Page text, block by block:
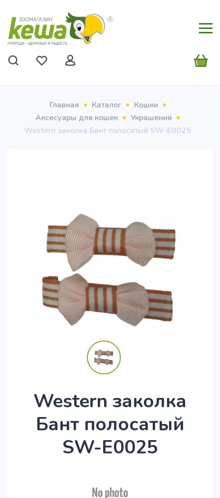
Главная Каталог
Кошки
Аксесуары для кошек
Украшения
Western заколка Бант полосатый SW-Е0025
Western заколка
Бант полосатый
SW-Е0025